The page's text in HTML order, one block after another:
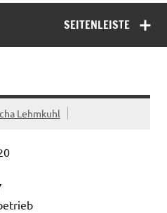
SEITENLEISTE
Lehmkuhl